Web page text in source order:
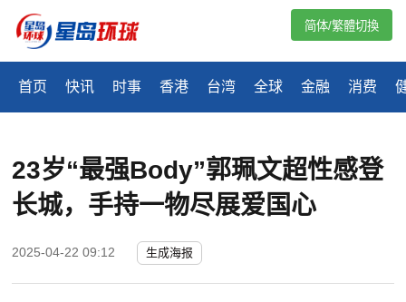
首页 快讯 时事 香港 台湾 全球 金融 消费
简体/繁體切換
23岁“最强Body”郭珮文超性感登
长城，手持一物尽展爱国心
2025-04-22 09:12 生成海报